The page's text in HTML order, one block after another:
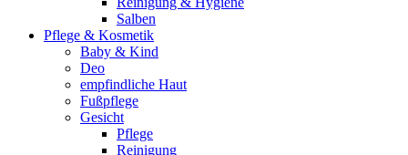
Salben
Pflege & Kosmetik
Baby & Kind
Deo
empfindliche Haut
Fußpflege
Gesicht
Pflege
Reinigung